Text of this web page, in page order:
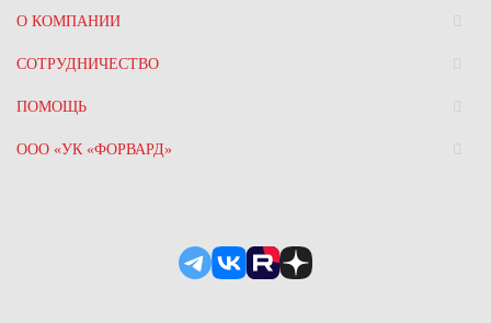
О КОМПАНИИ
СОТРУДНИЧЕСТВО
ПОМОЩЬ
ООО «УК «ФОРВАРД»